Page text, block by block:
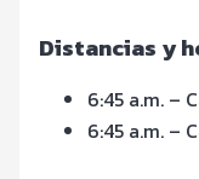
Distancias y
6:45 a.m. –
6:45 a.m. –